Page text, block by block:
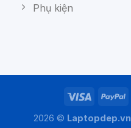
Phụ kiện
2026 © Laptopdep.vn